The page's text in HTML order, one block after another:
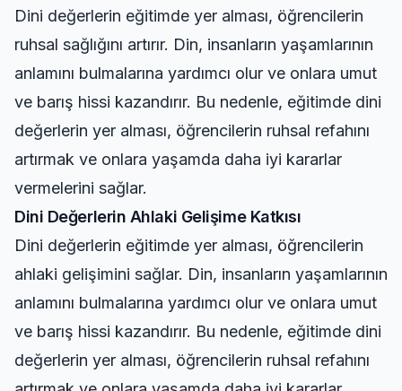
Dini değerlerin eğitimde yer alması, öğrencilerin
ruhsal sağlığını artırır. Din, insanların yaşamlarının
anlamını bulmalarına yardımcı olur ve onlara umut
ve barış hissi kazandırır. Bu nedenle, eğitimde dini
değerlerin yer alması, öğrencilerin ruhsal refahını
artırmak ve onlara yaşamda daha iyi kararlar
vermelerini sağlar.
Dini Değerlerin Ahlaki Gelişime Katkısı
Dini değerlerin eğitimde yer alması, öğrencilerin
ahlaki gelişimini sağlar. Din, insanların yaşamlarının
anlamını bulmalarına yardımcı olur ve onlara umut
ve barış hissi kazandırır. Bu nedenle, eğitimde dini
değerlerin yer alması, öğrencilerin ruhsal refahını